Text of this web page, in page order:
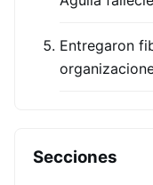
Entregaron
Secciones